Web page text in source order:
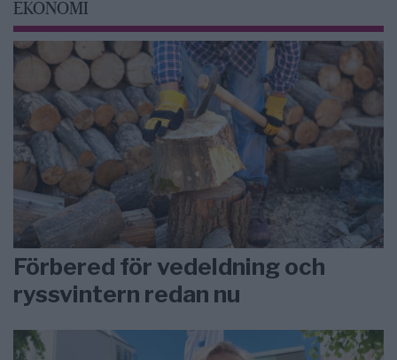
EKONOMI
Förbered för vedeldning och
ryssvintern redan nu